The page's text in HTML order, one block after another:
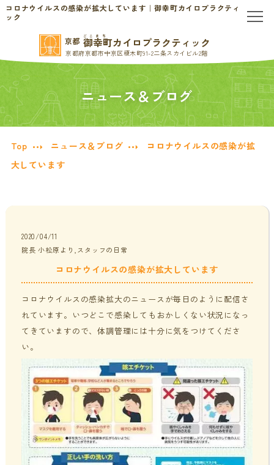
コロナウイルスの感染が拡大しています｜御幸町カイロプラクティ
ック
京都 ごこまち
御幸町カイロプラクティック
京都府京都市中京区榎木町91-2二条スカイビル2階
TOP
当院のご案内
当院について
お問い合わせ
貧血・低血糖・疲れやすさ
オフィスワークの体の悩み
家事・育児でたまる体の疲れ
年齢とともに変わる体調サポート
血液検査でわかるあなたの健康サイン
分子整合栄養医学／オーソモレキュラーとは
分子整合栄養医学／オーソモレキュラーの血液検査と栄養療法
の流れ
体調不良で異常無しといわれてしまうのは？
はじめての栄養相談はこちら
分子整合栄養医学を勉強したい方に
提携医療機関
ニュース＆ブログ
採用情報
ニュース＆ブログ
Top ニュース＆ブログ
コロナウイルスの感染が拡
大しています
2020/04/11
院長 小松原より,スタッフの日常
コロナウイルスの感染が拡大しています
コロナウイルスの感染拡大のニュースが毎日のように配信さ
れています。いつどこで感染してもおかしくない状況になっ
てきていますので、体調管理には十分に気をつけてくださ
い。